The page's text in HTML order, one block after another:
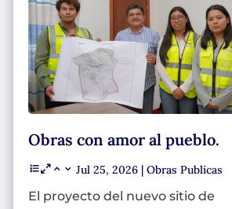
Obras con amor al pueblo.
Jul 25, 2026| Obras Publicas
El proyecto del nuevo sitio de